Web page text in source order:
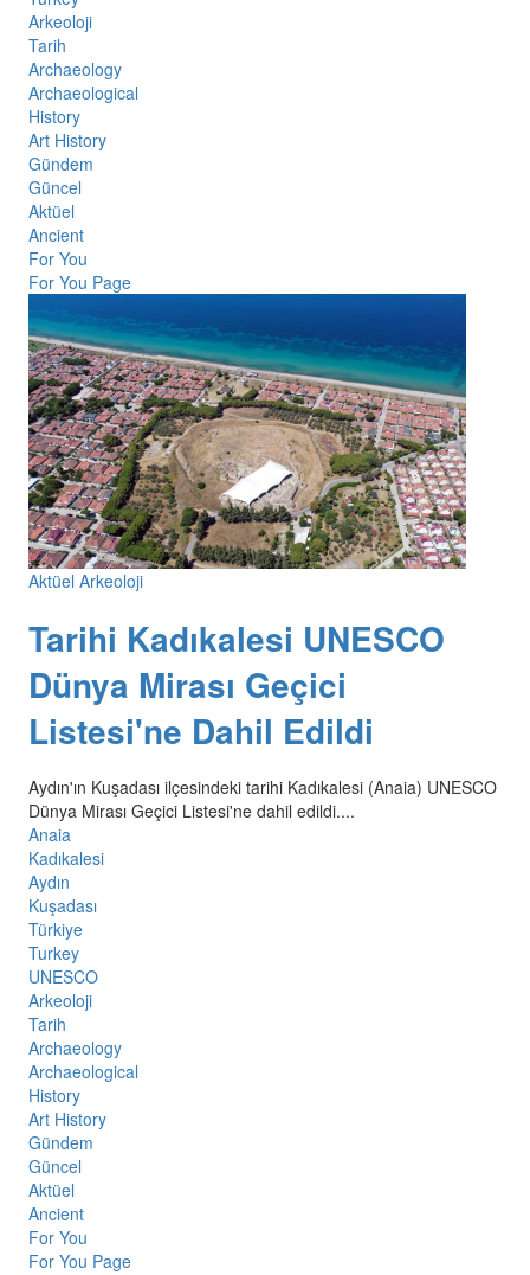
Arkeoloji
Tarih
Archaeology
Archaeological
History
Art History
Gündem
Güncel
Aktüel
Ancient
For You
For You Page
Aktüel Arkeoloji
Tarihi Kadıkalesi UNESCO
Dünya Mirası Geçici
Listesi'ne Dahil Edildi
Aydın'ın Kuşadası ilçesindeki tarihi Kadıkalesi (Anaia) UNESCO
Dünya Mirası Geçici Listesi'ne dahil edildi....
Anaia
Kadıkalesi
Aydın
Kuşadası
Türkiye
Turkey
UNESCO
Arkeoloji
Tarih
Archaeology
Archaeological
History
Art History
Gündem
Güncel
Aktüel
Ancient
For You
For You Page